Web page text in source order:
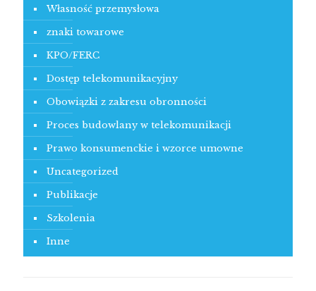
Własność przemysłowa
znaki towarowe
KPO/FERC
Dostęp telekomunikacyjny
Obowiązki z zakresu obronności
Proces budowlany w telekomunikacji
Prawo konsumenckie i wzorce umowne
Uncategorized
Publikacje
Szkolenia
Inne